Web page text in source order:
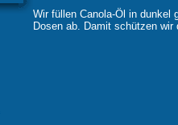
Wir füllen Canola-Öl in dunkel
Dosen ab. Damit schützen